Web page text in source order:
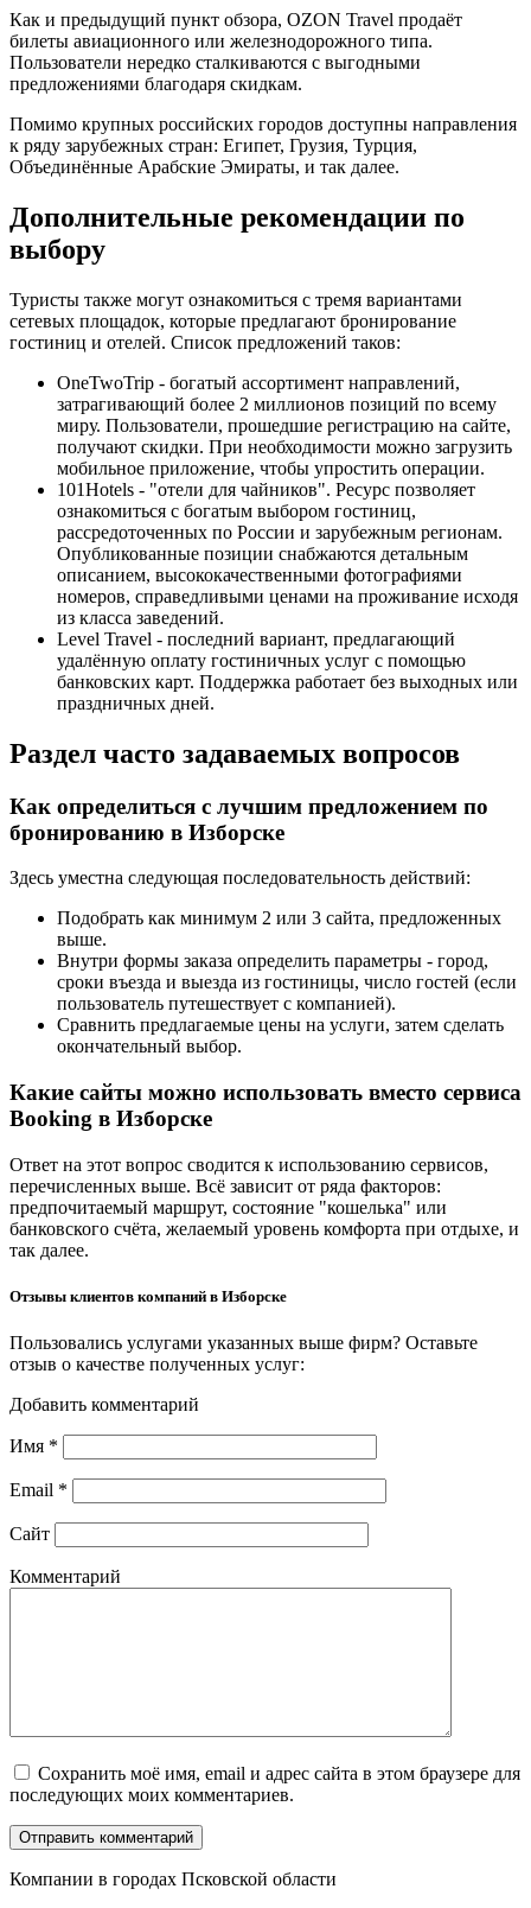
Как и предыдущий пункт обзора, OZON Travel продаёт
билеты авиационного или железнодорожного типа.
Пользователи нередко сталкиваются с выгодными
предложениями благодаря скидкам.
Помимо крупных российских городов доступны направления
к ряду зарубежных стран: Египет, Грузия, Турция,
Объединённые Арабские Эмираты, и так далее.
Дополнительные рекомендации по
выбору
Туристы также могут ознакомиться с тремя вариантами
сетевых площадок, которые предлагают бронирование
гостиниц и отелей. Список предложений таков:
OneTwoTrip - богатый ассортимент направлений,
затрагивающий более 2 миллионов позиций по всему
миру. Пользователи, прошедшие регистрацию на сайте,
получают скидки. При необходимости можно загрузить
мобильное приложение, чтобы упростить операции.
101Hotels - "отели для чайников". Ресурс позволяет
ознакомиться с богатым выбором гостиниц,
рассредоточенных по России и зарубежным регионам.
Опубликованные позиции снабжаются детальным
описанием, высококачественными фотографиями
номеров, справедливыми ценами на проживание исходя
из класса заведений.
Level Travel - последний вариант, предлагающий
удалённую оплату гостиничных услуг с помощью
банковских карт. Поддержка работает без выходных или
праздничных дней.
Раздел часто задаваемых вопросов
Как определиться с лучшим предложением по
бронированию в Изборске
Здесь уместна следующая последовательность действий:
Подобрать как минимум 2 или 3 сайта, предложенных
выше.
Внутри формы заказа определить параметры - город,
сроки въезда и выезда из гостиницы, число гостей (если
пользователь путешествует с компанией).
Сравнить предлагаемые цены на услуги, затем сделать
окончательный выбор.
Какие сайты можно использовать вместо сервиса
Booking в Изборске
Ответ на этот вопрос сводится к использованию сервисов,
перечисленных выше. Всё зависит от ряда факторов:
предпочитаемый маршрут, состояние "кошелька" или
банковского счёта, желаемый уровень комфорта при отдыхе, и
так далее.
Отзывы клиентов компаний в Изборске
Пользовались услугами указанных выше фирм? Оставьте
отзыв о качестве полученных услуг:
Добавить комментарий
Имя *
Email *
Сайт
Комментарий
Сохранить моё имя, email и адрес сайта в этом браузере для
последующих моих комментариев.
Компании в городах Псковской области